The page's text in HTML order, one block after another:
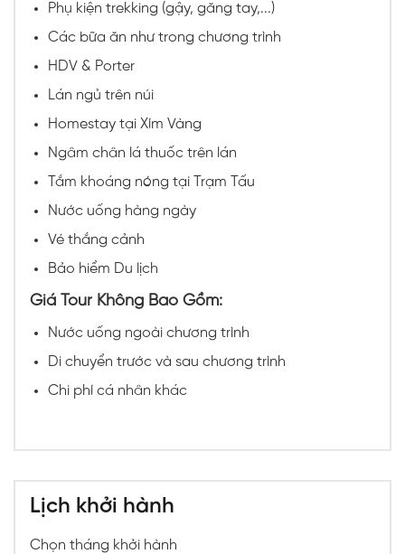
Phụ kiện trekking (gậy, găng tay,...)
Các bữa ăn như trong chương trình
HDV & Porter
Lán ngủ trên núi
Homestay tại Xím Vàng
Ngâm chân lá thuốc trên lán
Tắm khoáng nóng tại Trạm Tấu
Nước uống hàng ngày
Vé thắng cảnh
Bảo hiểm Du lịch
Giá Tour Không Bao Gồm:
Nước uống ngoài chương trình
Di chuyển trước và sau chương trình
Chi phí cá nhân khác
Lịch khởi hành
Chọn tháng khởi hành